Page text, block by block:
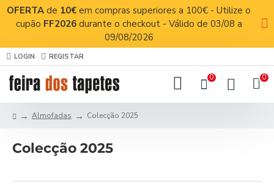
OFERTA de 10€ em compras superiores a 100€ - Utilize o
cupão FF2026 durante o checkout - Válido de 03/08 a
09/08/2026
LOGIN REGISTAR
0 0
Almofadas Colecção 2025
Colecção 2025